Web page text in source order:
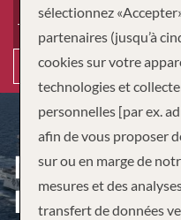
Type de voyage
DÉPART DE
sélectionnez
partenaires (jusqu’à
cookies sur votre
technologies et
personnelles [par ex.
afin de vous proposer
sur ou en marge de
mesures et des
transfert de données